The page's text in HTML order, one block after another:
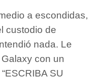
a escondidas,
custodio de
nada. Le
con un
SU